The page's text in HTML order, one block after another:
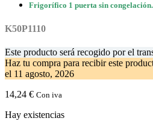
Frigorífico 1 puerta sin congelación.
K50P1110
Este producto será recogido por el
Haz tu compra para recibir este
el 11 agosto, 2026
14,24 € Con iva
Hay existencias